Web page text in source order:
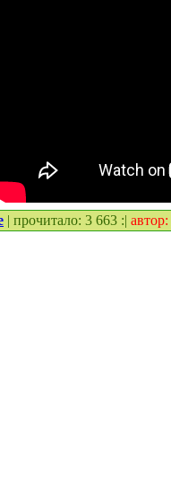
| прочитало: 3 663 :| автор: